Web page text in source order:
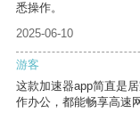
悉操作。
2025-06-10
游客
这款加速器app简直是
作办公，都能畅享高速